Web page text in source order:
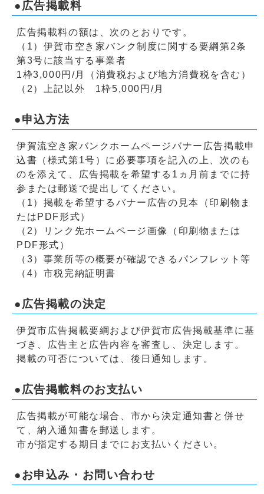
●広告掲載料
広告掲載料の額は、次のとおりです。
（1）伊賀市空き家バンク制度に関する要綱第2条
第3号に該当する事業者
1枠3,000円/月（消費税および地方消費税を含む）
（2）上記以外 1枠5,000円/月
●申込方法
伊賀流空き家バンクホームページバナー広告掲載申
込書（様式第1号）に必要事項を記入の上、次のも
のを添えて、広告掲載を希望する1ヵ月前までに持
参または郵送で提出してください。
（1）掲載を希望するバナー広告の見本（印刷物ま
たはPDF形式）
（2）リンク先ホームページ画像（印刷物または
PDF形式）
（3）事業所等の概要が確認できるパンフレット等
（4）市税完納証明書
●広告掲載の決定
伊賀市広告掲載要綱および伊賀市広告掲載基準に基
づき、広告主と広告内容を審査し、決定します。
掲載の可否については、後日通知します。
●広告掲載料のお支払い
広告掲載が可能な場合、市から決定通知書と併せ
て、納入通知書を郵送します。
市が指定する期日までにお支払いください。
●お申込み・お問い合わせ